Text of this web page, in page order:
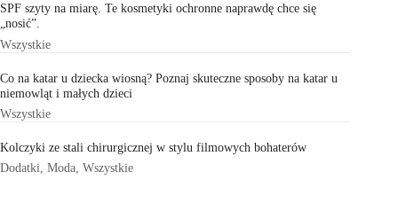
SPF szyty na miarę. Te kosmetyki ochronne naprawdę chce się
„nosić”.
Wszystkie
Co na katar u dziecka wiosną? Poznaj skuteczne sposoby na katar u
niemowląt i małych dzieci
Wszystkie
Kolczyki ze stali chirurgicznej w stylu filmowych bohaterów
Dodatki Moda Wszystkie